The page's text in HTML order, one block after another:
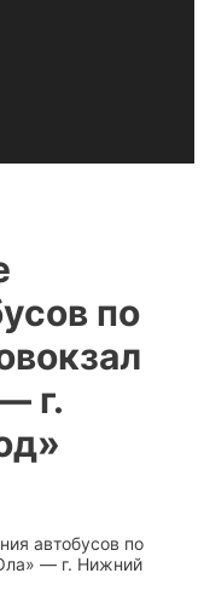
по
г.
автобусов по
— г. Нижний